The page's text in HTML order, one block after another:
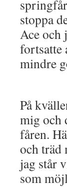
stoppa
Ace och
fortsatte
mindre
På
mig och
fåren.
och träd
jag står
som